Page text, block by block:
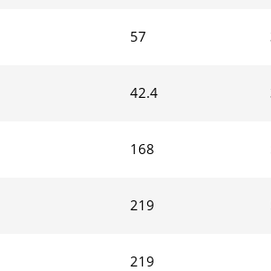
57
42.4
168
219
219